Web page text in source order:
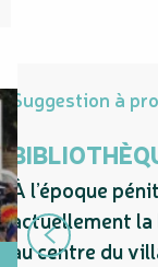
Suggestion à
À l’époque
actuellement
au centre du